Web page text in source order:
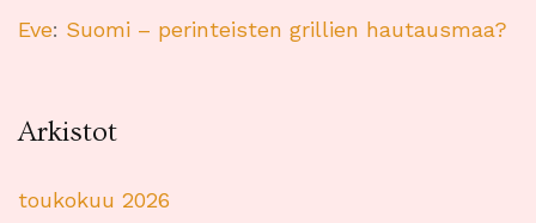
Eve: Suomi – perinteisten grillien hautausmaa?
Arkistot
toukokuu 2026